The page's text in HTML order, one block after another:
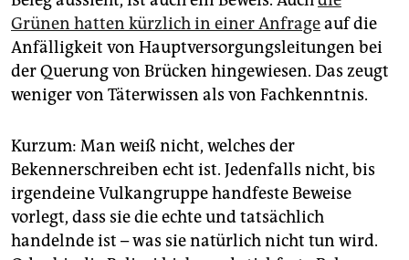
und für sich die Tat von 2011 reklamiert. Das bisher
letzte Schreiben erscheint am 12. Januar. Mit dem
bislang detailliertesten Tatbeschreibungen reklamiert
es den Anschlag in Lichterfelde für sich.
Grünen hatten kürzlich in einer Anfrageauf die
Anfälligkeit von Hauptversorgungsleitungen bei
der Querung von Brücken hingewiesen. Das zeugt
weniger von Täterwissen als von Fachkenntnis.
Kurzum: Man weiß nicht, welches der
Bekennerschreiben echt ist. Jedenfalls nicht, bis
irgendeine Vulkangruppe handfeste Beweise
vorlegt, dass sie die echte und tatsächlich
handelnde ist – was sie natürlich nicht tun wird.